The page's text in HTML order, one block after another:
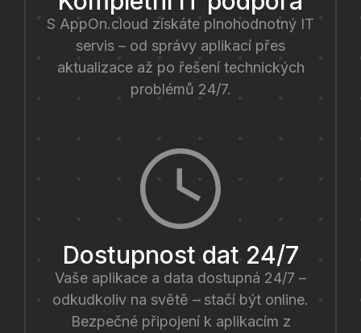
S AppOn.cloud získáte plnohodnotný IT
servis – od správy aplikací přes
aktualizace až po řešení technických
problémů 24/7.
Dostupnost dat 24/7
Vaše aplikace a data dostupná 24/7 –
odkudkoliv na světě – stačí být online.
Bezpečné připojení k aplikacím z